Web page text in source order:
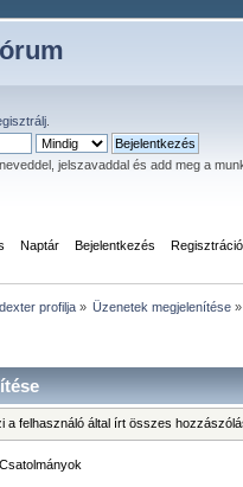
jelszavaddal és add meg a
Naptár Bejelentkezés Regisztráció
profilja» Üzenetek megjelenítése »
a felhasználó által írt összes
Csatolmányok